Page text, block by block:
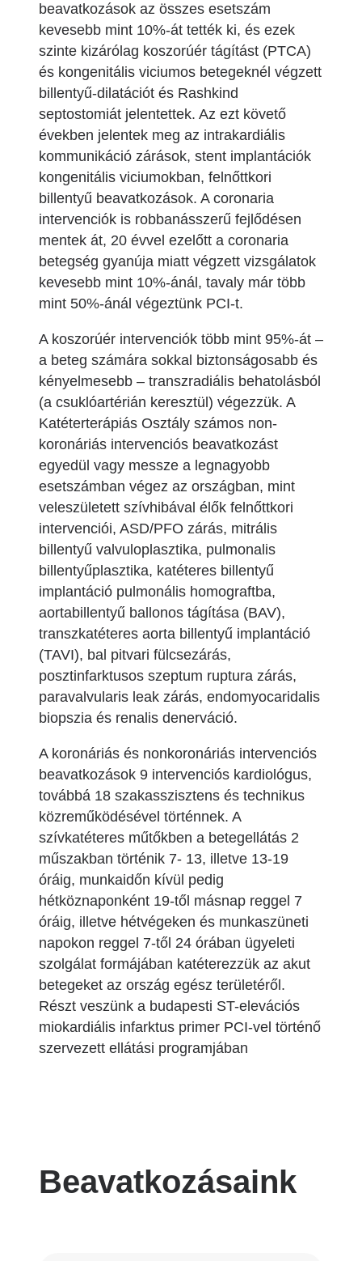
beavatkozások az összes esetszám
kevesebb mint 10%-át tették ki, és ezek
szinte kizárólag koszorúér tágítást (PTCA)
és kongenitális viciumos betegeknél végzett
billentyű-dilatációt és Rashkind
septostomiát jelentettek. Az ezt követő
években jelentek meg az intrakardiális
kommunikáció zárások, stent implantációk
kongenitális viciumokban, felnőttkori
billentyű beavatkozások. A coronaria
intervenciók is robbanásszerű fejlődésen
mentek át, 20 évvel ezelőtt a coronaria
betegség gyanúja miatt végzett vizsgálatok
kevesebb mint 10%-ánál, tavaly már több
mint 50%-ánál végeztünk PCI-t.
A koszorúér intervenciók több mint 95%-át –
a beteg számára sokkal biztonságosabb és
kényelmesebb – transzradiális behatolásból
(a csuklóartérián keresztül) végezzük. A
Katéterterápiás Osztály számos non-
koronáriás intervenciós beavatkozást
egyedül vagy messze a legnagyobb
esetszámban végez az országban, mint
veleszületett szívhibával élők felnőttkori
intervenciói, ASD/PFO zárás, mitrális
billentyű valvuloplasztika, pulmonalis
billentyűplasztika, katéteres billentyű
implantáció pulmonális homograftba,
aortabillentyű ballonos tágítása (BAV),
transzkatéteres aorta billentyű implantáció
(TAVI), bal pitvari fülcsezárás,
posztinfarktusos szeptum ruptura zárás,
paravalvularis leak zárás, endomyocaridalis
biopszia és renalis denerváció.
A koronáriás és nonkoronáriás intervenciós
beavatkozások 9 intervenciós kardiológus,
továbbá 18 szakasszisztens és technikus
közreműködésével történnek. A
szívkatéteres műtőkben a betegellátás 2
műszakban történik 7- 13, illetve 13-19
óráig, munkaidőn kívül pedig
hétköznaponként 19-től másnap reggel 7
óráig, illetve hétvégeken és munkaszüneti
napokon reggel 7-től 24 órában ügyeleti
szolgálat formájában katéterezzük az akut
betegeket az ország egész területéről.
Részt veszünk a budapesti ST-elevációs
miokardiális infarktus primer PCI-vel történő
szervezett ellátási programjában
Beavatkozásaink